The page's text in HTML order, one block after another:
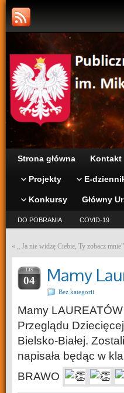
Strona główna Kontakt
Projekty E-
Konkursy Główny
DO POBRANIA COVID-19
« „ Ja nie widzę Ciebie, Ty zobacz mnie”
LIS
04 Mamy
Bez kategorii
Mamy
Przeglądu
Bielsko-Białej.
napisała będąc w
BRAWO